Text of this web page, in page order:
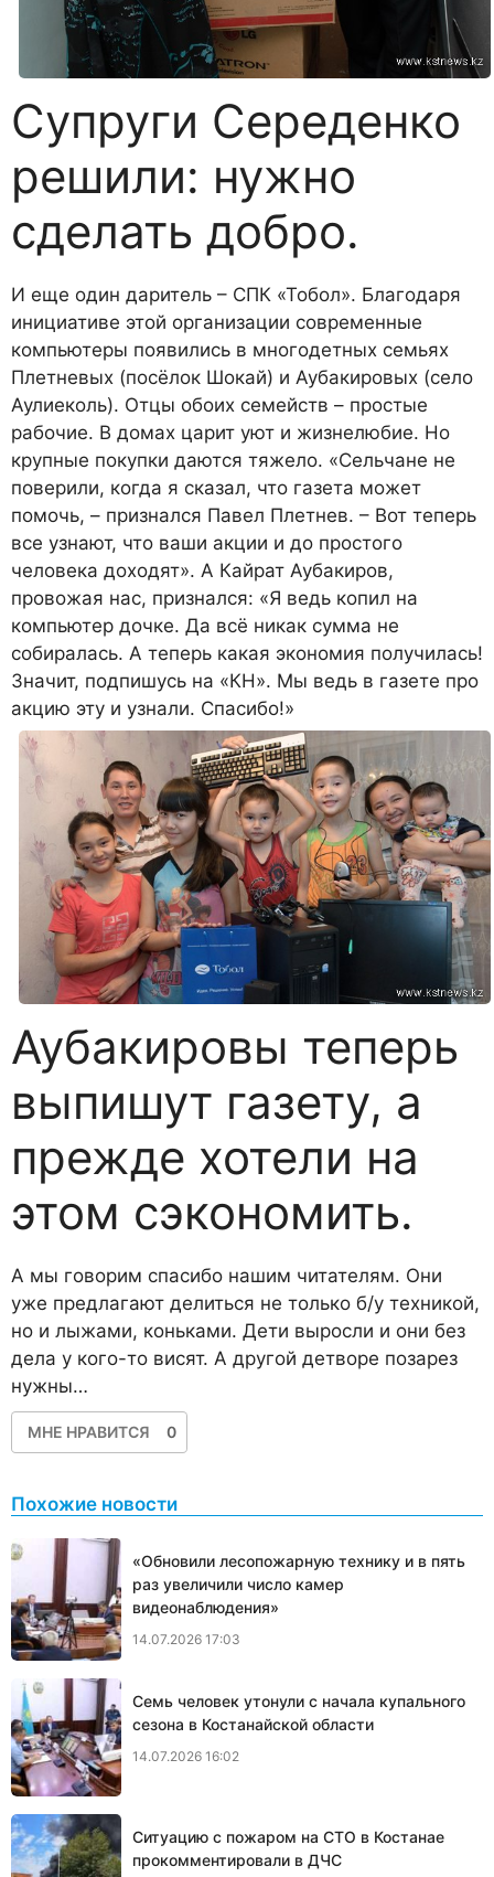
Супруги Середенко
решили: нужно
сделать добро.
И еще один даритель – СПК «Тобол». Благодаря
инициативе этой организации современные
компьютеры появились в многодетных семьях
Плетневых (посёлок Шокай) и Аубакировых (село
Аулиеколь). Отцы обоих семейств – простые
рабочие. В домах царит уют и жизнелюбие. Но
крупные покупки даются тяжело. «Сельчане не
поверили, когда я сказал, что газета может
помочь, – признался Павел Плетнев. – Вот теперь
все узнают, что ваши акции и до простого
человека доходят». А Кайрат Аубакиров,
провожая нас, признался: «Я ведь копил на
компьютер дочке. Да всё никак сумма не
собиралась. А теперь какая экономия получилась!
Значит, подпишусь на «КН». Мы ведь в газете про
акцию эту и узнали. Спасибо!»
Аубакировы теперь
выпишут газету, а
прежде хотели на
этом сэкономить.
А мы говорим спасибо нашим читателям. Они
уже предлагают делиться не только б/у техникой,
но и лыжами, коньками. Дети выросли и они без
дела у кого-то висят. А другой детворе позарез
нужны…
МНЕ НРАВИТСЯ 0
Похожие новости
«Обновили лесопожарную технику и в пять
раз увеличили число камер
видеонаблюдения»
14.07.2026 17:03
Семь человек утонули с начала купального
сезона в Костанайской области
14.07.2026 16:02
Ситуацию с пожаром на СТО в Костанае
прокомментировали в ДЧС